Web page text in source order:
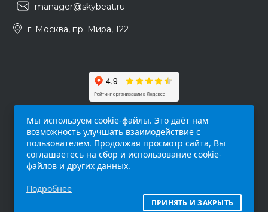
manager@skybeat.ru
г. Москва, пр. Мира, 122
интернет-сайт (
исключительно информационный характер и
Мы используем cookie-файлы. Это даёт нам
возможность улучшать взаимодействие с
пользователем. Продолжая просмотр сайта, Вы
соглашаетесь на сбор и использование cookie-
файлов и других данных.
Подробнее
ПРИНЯТЬ И ЗАКРЫТЬ